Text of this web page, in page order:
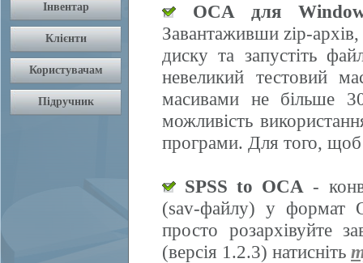
OCA для
Завантаживши zip-
диску та запустіть
невеликий тестовий
масивами не більше
можливість
програми. Для того, щоб
SPSS to OCA -
(sav-файлу) у формат
просто розархівуйте
(версія 1.2.3) натисніть